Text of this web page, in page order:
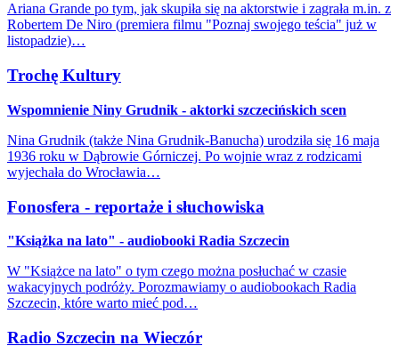
Ariana Grande po tym, jak skupiła się na aktorstwie i zagrała m.in. z
Robertem De Niro (premiera filmu "Poznaj swojego teścia" już w
listopadzie)…
Trochę Kultury
Wspomnienie Niny Grudnik - aktorki szczecińskich scen
Nina Grudnik (także Nina Grudnik-Banucha) urodziła się 16 maja
1936 roku w Dąbrowie Górniczej. Po wojnie wraz z rodzicami
wyjechała do Wrocławia…
Fonosfera - reportaże i słuchowiska
"Książka na lato" - audiobooki Radia Szczecin
W "Książce na lato" o tym czego można posłuchać w czasie
wakacyjnych podróży. Porozmawiamy o audiobookach Radia
Szczecin, które warto mieć pod…
Radio Szczecin na Wieczór